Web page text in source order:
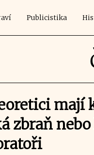
Publicistika
mají
zbraň